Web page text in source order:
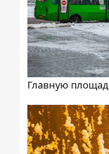
Главную